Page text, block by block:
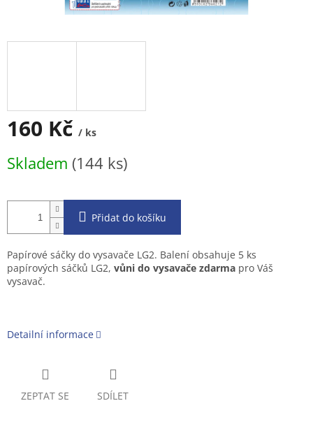
160 Kč / ks
cena:
Skladem (144 ks)
Přidat do košíku
Papírové sáčky do vysavače LG2. Balení obsahuje 5 ks
papírových sáčků LG2, vůni do vysavače zdarma pro Váš
vysavač.
Detailní informace
ZEPTAT SE SDÍLET